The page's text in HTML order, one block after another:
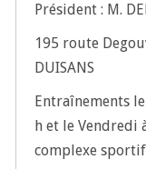
Président : M.
195 route
DUISANS
Entraînements
h et le Vendredi
complexe sportif